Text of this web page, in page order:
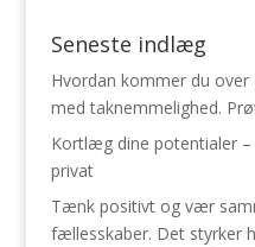
Seneste indlæg
Hvordan kommer du over
med taknemmelighed.
Kortlæg dine potentialer
privat
Tænk positivt og vær
fællesskaber. Det styrker